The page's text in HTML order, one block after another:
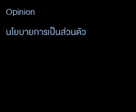
Opinion
นโยบายการเป็นส่วนตัว